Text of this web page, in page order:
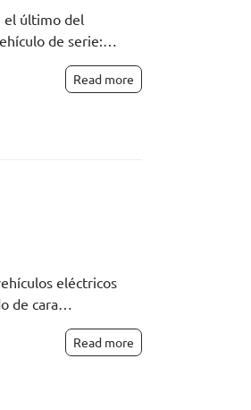
el último del
de serie:…
Read more
eléctricos
de cara…
Read more